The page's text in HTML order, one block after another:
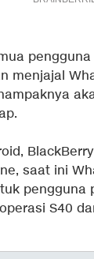
pengguna
menjajal
saat ini
pengguna
S40